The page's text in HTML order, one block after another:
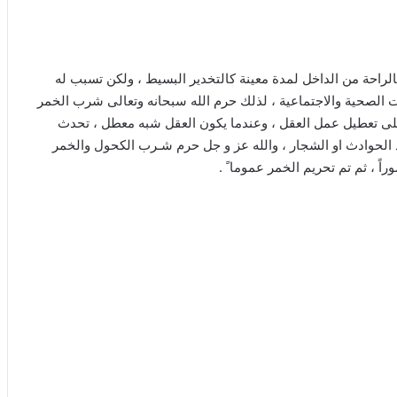
من الداخل لمدة معينة كالتخدير البسيط ، ولكن تسبب له
الصحية والاجتماعية ، لذلك حرم الله سبحانه وتعالى شرب الخمر
تعطيل عمل العقل ، وعندما يكون العقل شبه معطل ، تحدث
الحوادث او الشجار ، والله عز و جل حرم شـرب الكحول والخمر
، ثم تم تحريم الخمر عموما ً .